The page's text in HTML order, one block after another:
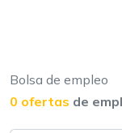
Bolsa de empleo
0 ofertas de